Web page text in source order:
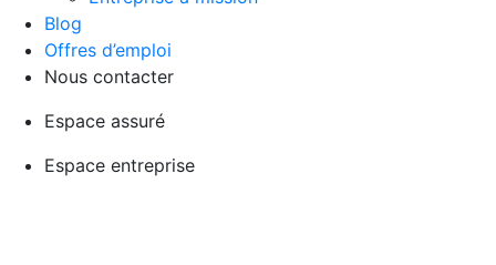
Blog
Offres d’emploi
Nous contacter
Espace assuré
Espace entreprise